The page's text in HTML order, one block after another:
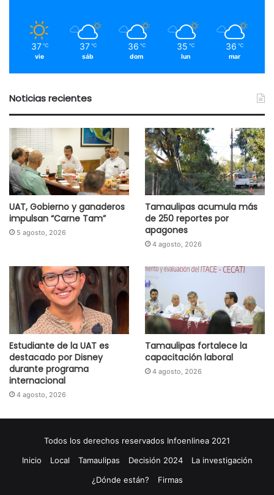
37 ℃
vie
37 ℃
sáb
36 ℃
dom
35 ℃
lun
36 ℃
mar
Noticias recientes
UAT, Gobierno y ganaderos
impulsan “Carne Tam”
5 agosto, 2026
Tamaulipas acumula más
de 250 reportes por
apagones
4 agosto, 2026
Estudiante de la UAT es
destacado por Disney
durante programa
internacional
4 agosto, 2026
Tamaulipas fortalece la
capacitación laboral
4 agosto, 2026
Todos los derechos reservados Infoenlinea 2021
Inicio
Local Tamaulipas Decisión 2024
La investigación
¿Dónde están?
Firmas